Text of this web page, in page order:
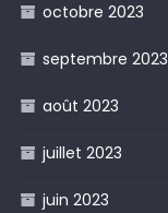
octobre 2023
septembre 2023
août 2023
juillet 2023
juin 2023